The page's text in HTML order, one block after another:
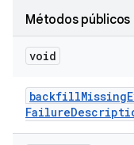
Métodos públicos
void
backfillMissing
Failure